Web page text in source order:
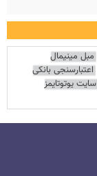
مبل مینیمال
اعتبارسنجی بانکی
سایت یوتوتایمز